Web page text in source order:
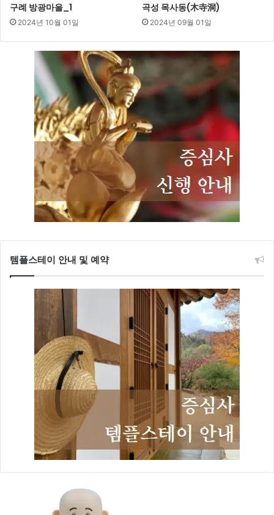
구례 방광마을_1
2024년 10월 01일
곡성 목사동(木寺洞)
2024년 09월 01일
템플스테이 안내 및 예약